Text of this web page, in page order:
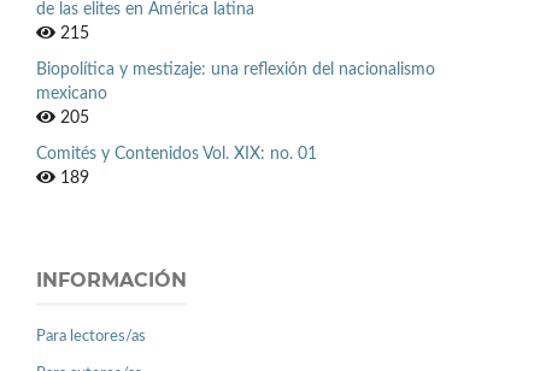
de las elites en América latina
215
Biopolítica y mestizaje: una reflexión del nacionalismo
mexicano
205
Comités y Contenidos Vol. XIX: no. 01
189
INFORMACIÓN
Para lectores/as